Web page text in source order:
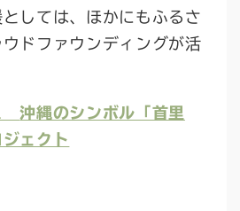
しては、ほかにもふるさ
ドファウンディングが活
沖縄のシンボル「首里
ェクト